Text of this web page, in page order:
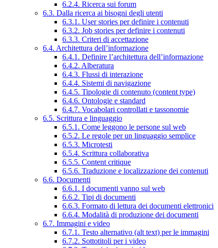
6.2.4. Ricerca sui forum
6.3. Dalla ricerca ai bisogni degli utenti
6.3.1. User stories per definire i contenuti
6.3.2. Job stories per definire i contenuti
6.3.3. Criteri di accettazione
6.4. Architettura dell’informazione
6.4.1. Definire l’architettura dell’informazione
6.4.2. Alberatura
6.4.3. Flussi di interazione
6.4.4. Sistemi di navigazione
6.4.5. Tipologie di contenuto (content type)
6.4.6. Ontologie e standard
6.4.7. Vocabolari controllati e tassonomie
6.5. Scrittura e linguaggio
6.5.1. Come leggono le persone sul web
6.5.2. Le regole per un linguaggio semplice
6.5.3. Microtesti
6.5.4. Scrittura collaborativa
6.5.5. Content critique
6.5.6. Traduzione e localizzazione dei contenuti
6.6. Documenti
6.6.1. I documenti vanno sul web
6.6.2. Tipi di documenti
6.6.3. Formato di lettura dei documenti elettronici
6.6.4. Modalità di produzione dei documenti
6.7. Immagini e video
6.7.1. Testo alternativo (alt text) per le immagini
6.7.2. Sottotitoli per i video